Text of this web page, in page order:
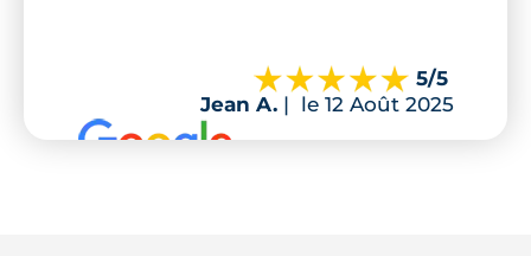
5/5
Jean A. | le 12 Août 2025